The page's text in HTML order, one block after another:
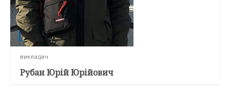
викладач
Рубан Юрій Юрійович